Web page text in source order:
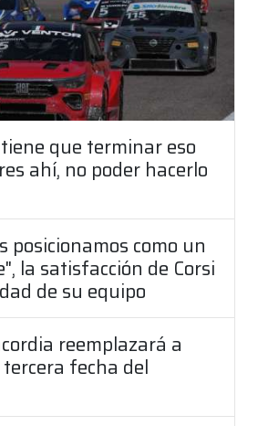
que terminar eso
ahí, no poder hacerlo
posicionamos como un
la satisfacción de Corsi
de su equipo
reemplazará a
fecha del